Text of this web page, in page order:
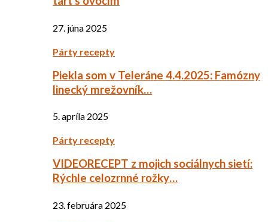
27. júna 2025
Párty recepty
Piekla som v Teleráne 4.4.2025: Famózny
linecký mrežovník…
5. apríla 2025
Párty recepty
VIDEORECEPT z mojich sociálnych sietí:
Rýchle celozrnné rožky…
23. februára 2025